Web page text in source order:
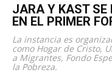
JARA Y KAST SE
EN EL PRIMER
La instancia es
como Hogar de Cristo,
a Migrantes, Fondo
la Pobreza.